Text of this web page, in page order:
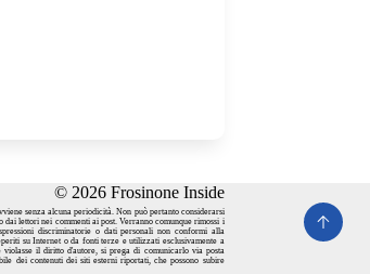
© 2026 Frosinone Inside
senza alcuna periodicità. Non può pertanto considerarsi
dai lettori nei commenti ai post. Verranno comunque rimossi i
discriminatorie o dati personali non conformi alla
su Internet o da fonti terze e utilizzati esclusivamente a
il diritto d'autore, si prega di comunicarlo via posta
dei contenuti dei siti esterni riportati, che possono subire